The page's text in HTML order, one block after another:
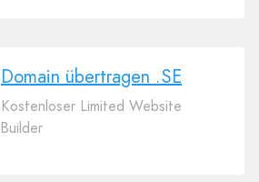
Domain übertragen .SE
Kostenloser Limited Website
Builder